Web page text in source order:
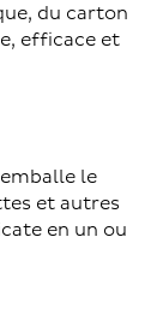
du carton
efficace et
le
et autres
en un ou